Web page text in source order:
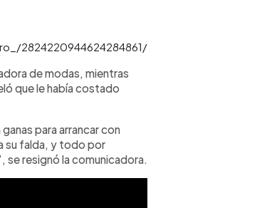
2824220944624284861/
de modas, mientras
que le había costado
para arrancar con
su falda, y todo por
, se resignó la comunicadora.